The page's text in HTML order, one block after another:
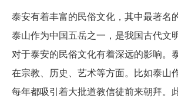
泰安有着丰富的民俗文化，其中最著名
泰山作为中国五岳之一，是我国古代文
对于泰安的民俗文化有着深远的影响。
在宗教、历史、艺术等方面。比如泰山
每年都吸引着大批道教信徒前来朝拜。